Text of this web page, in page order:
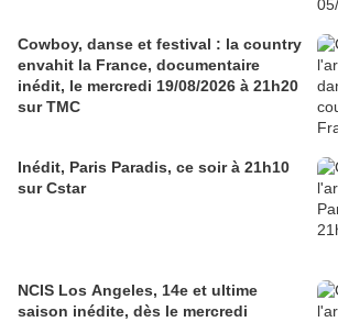
Cowboy, danse et festival : la country
envahit la France, documentaire
inédit, le mercredi 19/08/2026 à 21h20
sur TMC
Inédit, Paris Paradis, ce soir à 21h10
sur Cstar
NCIS Los Angeles, 14e et ultime
saison inédite, dès le mercredi